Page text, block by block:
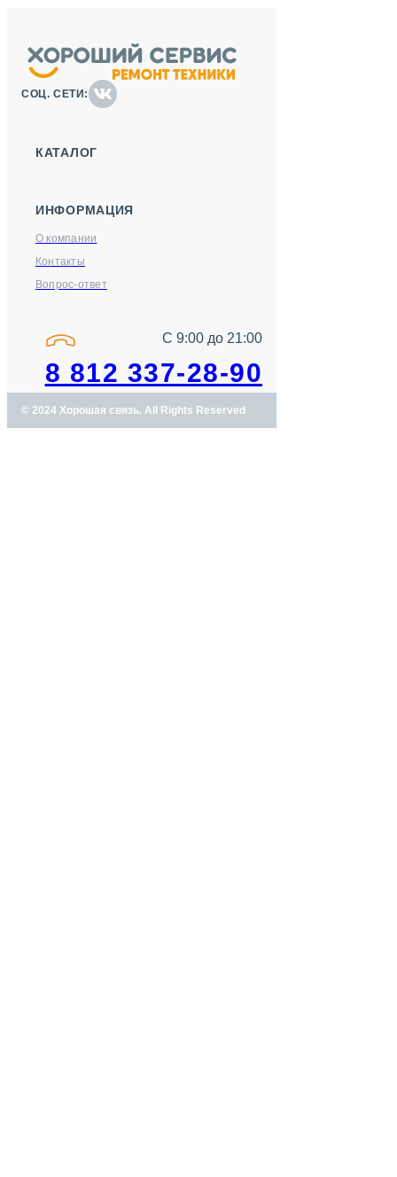
СОЦ. СЕТИ:
КАТАЛОГ
ИНФОРМАЦИЯ
О компании
Контакты
Вопрос-ответ
С 9:00 до 21:00
8 812 337-28-90
© 2024 Хорошая связь. All Rights Reserved